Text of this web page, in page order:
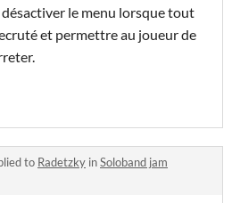
le menu lorsque tout
et permettre au joueur de
to Radetzky inSoloband jam